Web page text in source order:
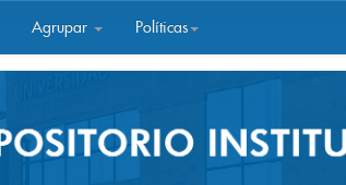
Agrupar Políticas